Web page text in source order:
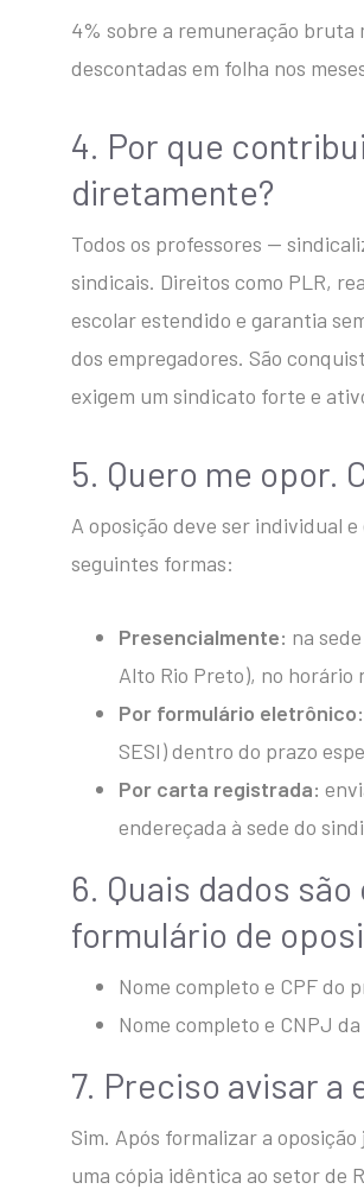
4% sobre a remuneração bruta
descontadas em folha nos
4. Por que
diretamente?
Todos os professores —
sindicais. Direitos como PLR,
escolar estendido e garantia
dos empregadores. São
exigem um sindicato forte e
5. Quero me opor.
A oposição deve ser individual
seguintes formas:
Presencialmente: na
Alto Rio Preto), no horário
Por formulário eletrônico:
SESI) dentro do prazo
Por carta registrada:
endereçada à sede do
6. Quais dados
formulário de
Nome completo e CPF do
Nome completo e CNPJ
7. Preciso avisar a
Sim. Após formalizar a
uma cópia idêntica ao setor de